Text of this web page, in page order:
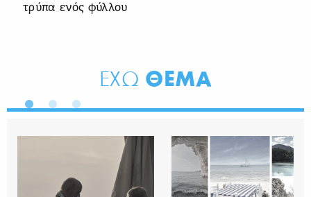
τρύπα ενός φύλλου
ΕΧΩ ΘΕΜΑ